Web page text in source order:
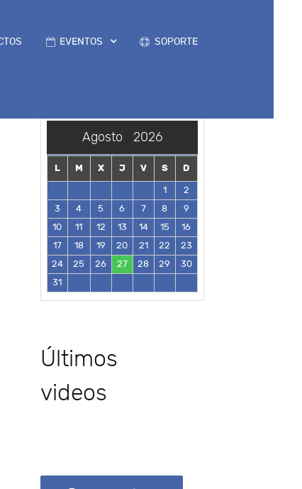
EVENTOS SOPORTE
Agosto 2026
L M X J V S
D
1
2
3
4 5 6 7 8
9
10
11 12 13 14 15
16
17
18 19 20 21 22
23
24
25 26 27 28 29
30
31
Últimos
videos